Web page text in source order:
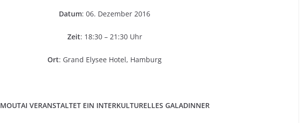
Datum: 06. Dezember 2016
Zeit: 18:30 – 21:30 Uhr
Ort: Grand Elysee Hotel, Hamburg
MOUTAI VERANSTALTET EIN INTERKULTURELLES GALADINNER